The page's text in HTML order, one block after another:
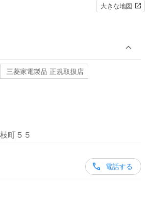
大きな地図
三菱家電製品 正規取扱店
町５５
電話する